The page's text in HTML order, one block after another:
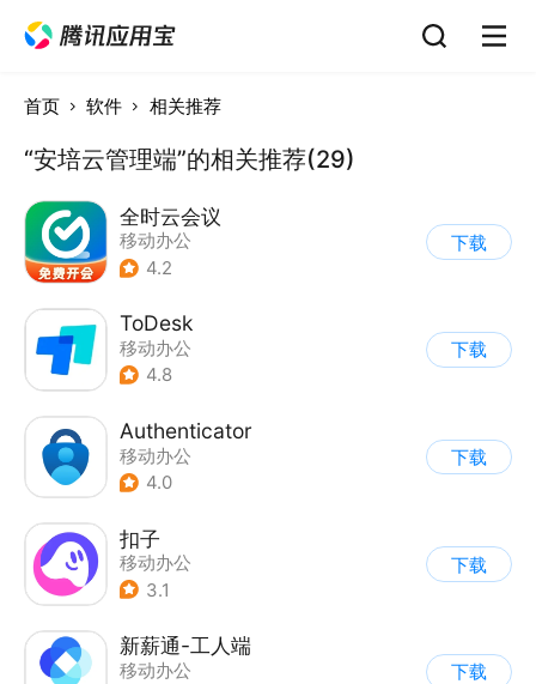
首页 软件 相关推荐
“安培云管理端”的相关推荐(29)
全时云会议
移动办公
4.2
下载
ToDesk
移动办公
4.8
下载
Authenticator
移动办公
4.0
下载
扣子
移动办公
3.1
下载
新薪通-工人端
移动办公
下载